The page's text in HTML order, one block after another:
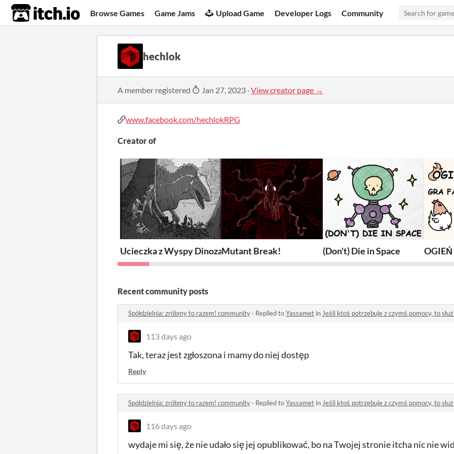
itch.io Browse Games Game Jams Upload Game Developer Logs Community
hechlok
A member registered Jan 27, 2023 ·View creator page →
www.facebook.com/hechlokRPG
Creator of
Ucieczka z Wyspy DinozaurówMutant Break! (Don't) Die in Space OGIEŃ
Recent community posts
Spółdzielnia: zróbmy to razem! community · Replied toYassamet in Jeśli ktoś potrzebuje z czymś pomocy, to
113 days ago
Tak, teraz jest zgłoszona i mamy do niej dostęp
Reply
Spółdzielnia: zróbmy to razem! community · Replied toYassamet in Jeśli ktoś potrzebuje z czymś pomocy, to
116 days ago
wydaje mi się, że nie udało się jej opublikować, bo na Twojej stronie itcha nic nie